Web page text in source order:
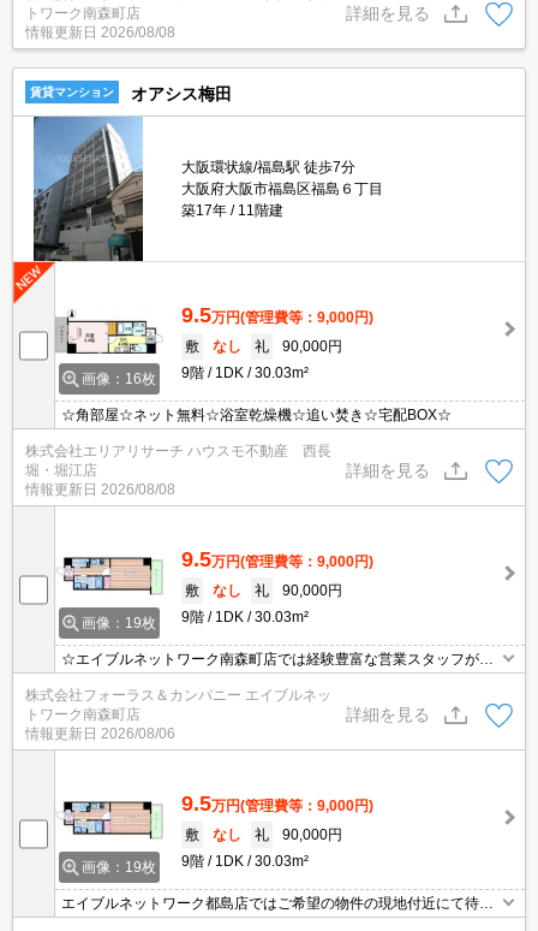
や、主要駅までのお迎えサービスも実施中です☆詳しくは「エイブ
ルネットワーク南森町店」０１２０－８２１－２６０にお気軽にお
問合せ下さい♪
トワーク南森町店
情報更新日 2026/08/08
詳細を見る
賃貸マンション オアシス梅田
大阪環状線/福島駅 徒歩7分
大阪府大阪市福島区福島６丁目
築17年
11階建
画像：16枚
9.5万円(管理費等：9,000円)
敷
なし 礼
90,000円
9階
1DK 30.03m²
☆角部屋☆ネット無料☆浴室乾燥機☆追い焚き☆宅配BOX☆
株式会社エリアリサーチ ハウスモ不動産 西長
堀・堀江店
情報更新日 2026/08/08
詳細を見る
画像：19枚
9.5万円(管理費等：9,000円)
敷
なし 礼
90,000円
9階
1DK 30.03m²
☆エイブルネットワーク南森町店では経験豊富な営業スタッフが多
現地付近にて待ち合わせをさせていただきご内覧いただくサービス
や、主要駅までのお迎えサービスも実施中です☆詳しくは「エイブ
ルネットワーク南森町店」０１２０－８２１－２６０にお気軽にお
株式会社フォーラス＆カンパニー エイブルネッ
トワーク南森町店
情報更新日 2026/08/06
詳細を見る
画像：19枚
9.5万円(管理費等：9,000円)
敷
なし 礼
90,000円
9階
1DK 30.03m²
エイブルネットワーク都島店ではご希望の物件の現地付近にて待ち